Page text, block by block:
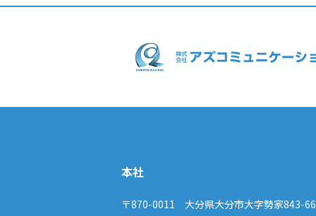
本社
〒870-0011 大分県大分市大字勢家843-66